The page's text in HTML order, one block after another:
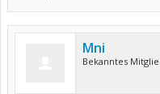
Mni
Bekanntes